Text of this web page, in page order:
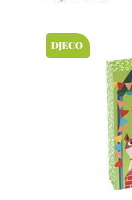
DJECO